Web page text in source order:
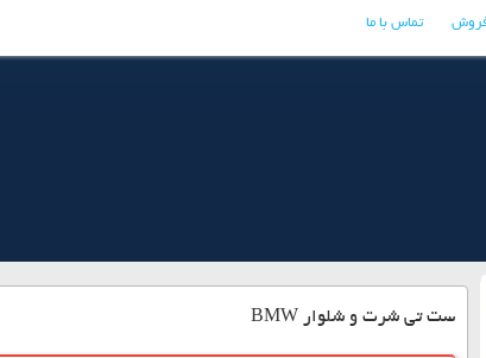
فروش تماس با ما
ست تی شرت و شلوار BMW